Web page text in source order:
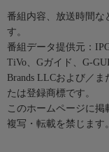
番組内容、放送時間な
す。
番組データ提供元：
TiVo、Gガイド、G-
Brands LLCおよび／
たは登録商標です。
このホームページに
複写・転載を禁じます。